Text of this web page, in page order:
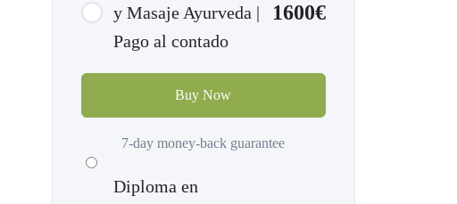
y Masaje Ayurveda |
Pago al contado
1600€
Buy Now
7-day money-back guarantee
Diploma en